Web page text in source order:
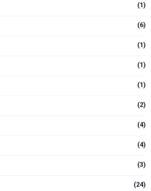
(1)
(6)
(1)
(1)
(1)
(2)
(4)
(4)
(3)
(24)